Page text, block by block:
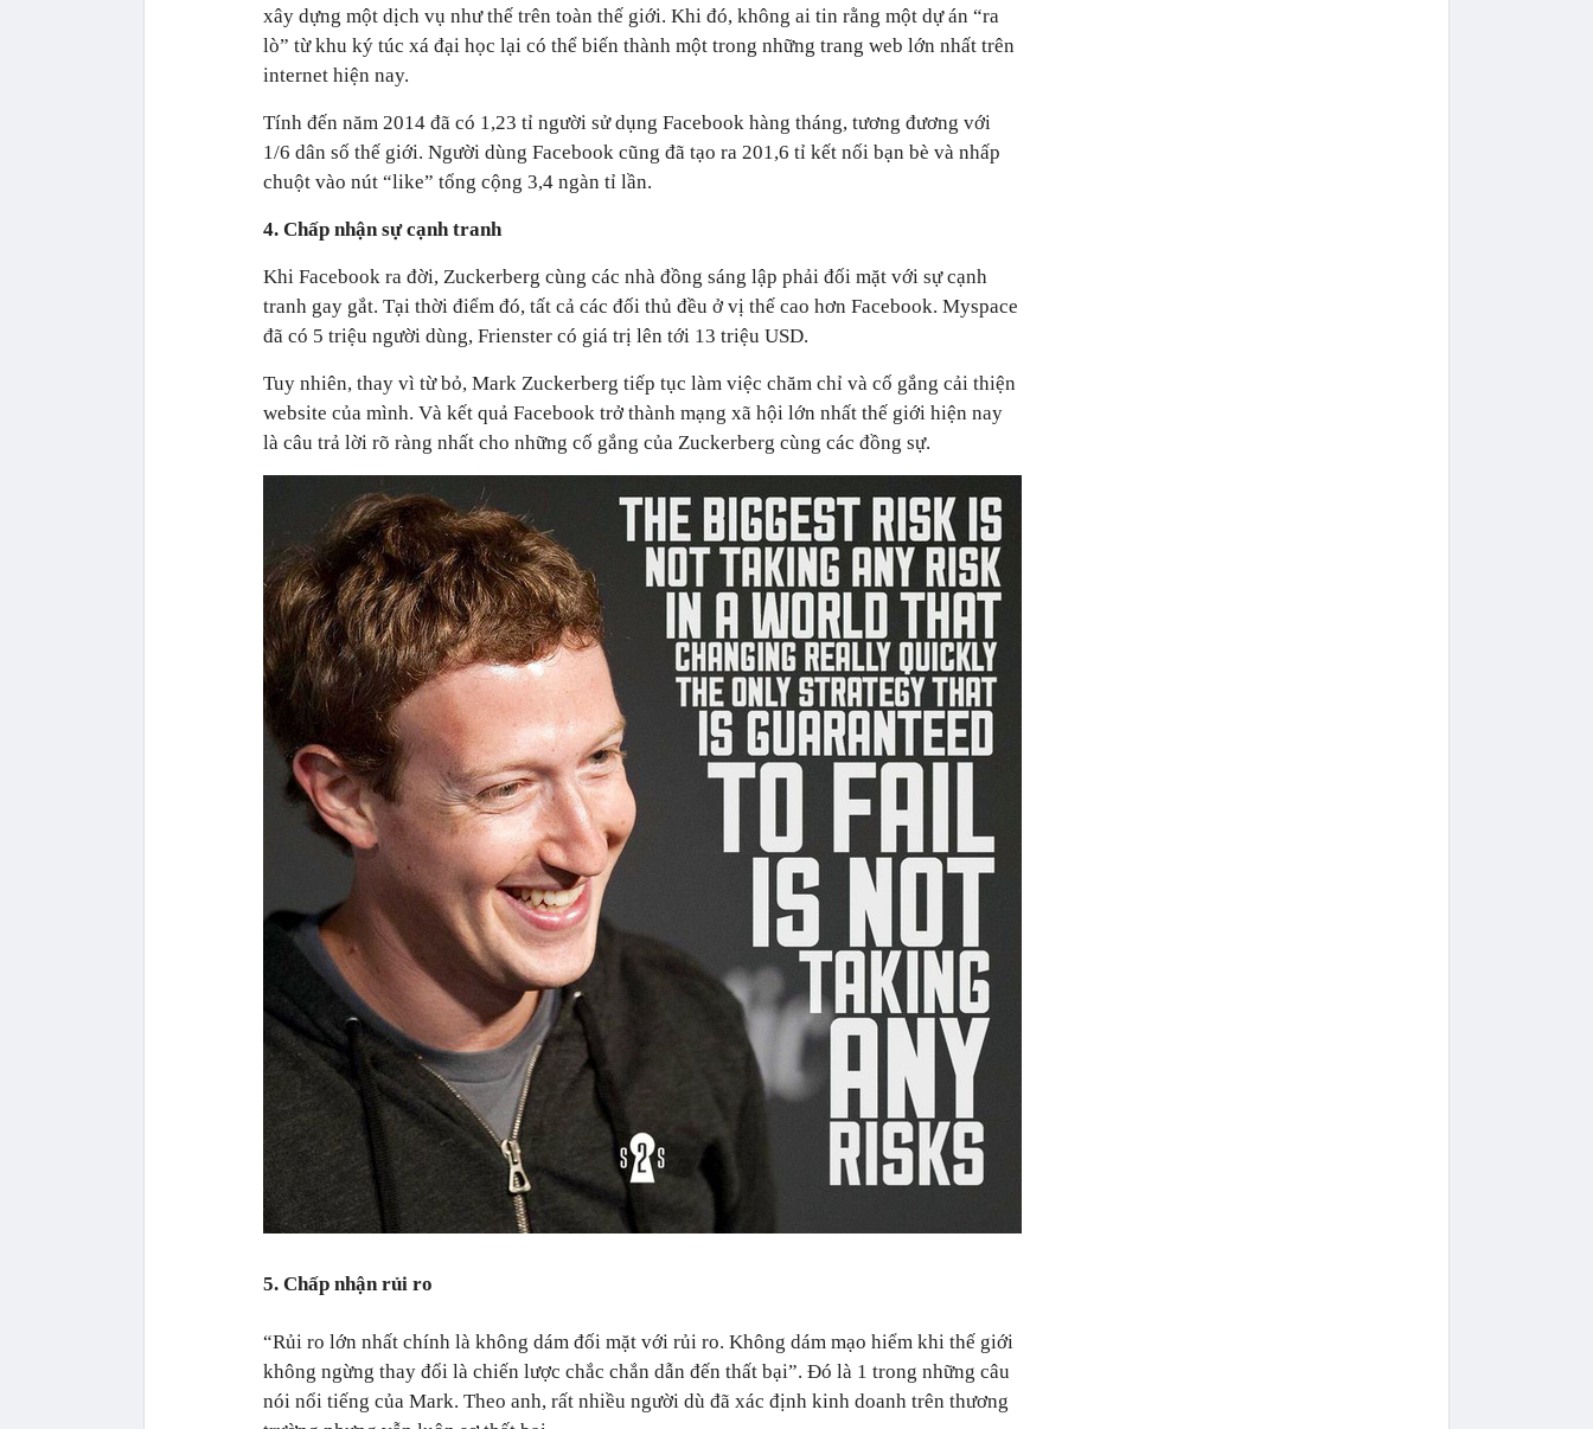
xây dựng một dịch vụ như thế trên toàn thế giới. Khi đó, không ai tin rằng một dự án “ra
lò” từ khu ký túc xá đại học lại có thể biến thành một trong những trang web lớn nhất trên
internet hiện nay.
Tính đến năm 2014 đã có 1,23 tỉ người sử dụng Facebook hàng tháng, tương đương với
1/6 dân số thế giới. Người dùng Facebook cũng đã tạo ra 201,6 tỉ kết nối bạn bè và nhấp
chuột vào nút “like” tổng cộng 3,4 ngàn tỉ lần.
4. Chấp nhận sự cạnh tranh
Khi Facebook ra đời, Zuckerberg cùng các nhà đồng sáng lập phải đối mặt với sự cạnh
tranh gay gắt. Tại thời điểm đó, tất cả các đối thủ đều ở vị thế cao hơn Facebook. Myspace
đã có 5 triệu người dùng, Frienster có giá trị lên tới 13 triệu USD.
Tuy nhiên, thay vì từ bỏ, Mark Zuckerberg tiếp tục làm việc chăm chỉ và cố gắng cải thiện
website của mình. Và kết quả Facebook trở thành mạng xã hội lớn nhất thế giới hiện nay
là câu trả lời rõ ràng nhất cho những cố gắng của Zuckerberg cùng các đồng sự.
5. Chấp nhận rủi ro
“Rủi ro lớn nhất chính là không dám đối mặt với rủi ro. Không dám mạo hiểm khi thế giới
không ngừng thay đổi là chiến lược chắc chắn dẫn đến thất bại”. Đó là 1 trong những câu
nói nổi tiếng của Mark. Theo anh, rất nhiều người dù đã xác định kinh doanh trên thương